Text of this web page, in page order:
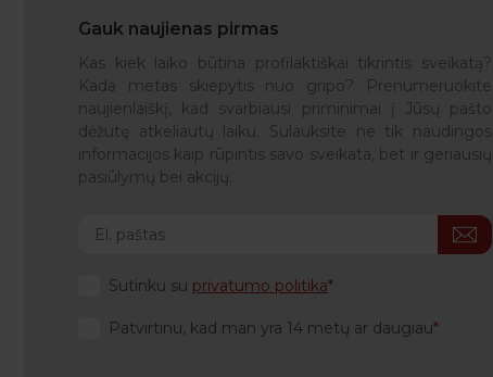
Gauk naujienas pirmas
Kas kiek laiko būtina profilaktiškai tikrintis sveikatą?
Kada metas skiepytis nuo gripo? Prenumeruokite
naujienlaiškį, kad svarbiausi priminimai į Jūsų pašto
dėžutę atkeliautų laiku. Sulauksite ne tik naudingos
informacijos kaip rūpintis savo sveikata, bet ir geriausių
pasiūlymų bei akcijų.
Sutinku su privatumo politika
Patvirtinu, kad man yra 14 metų ar daugiau